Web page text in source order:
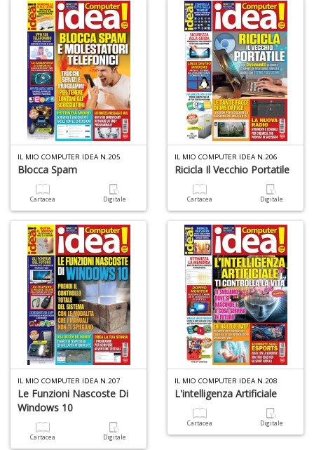
IL MIO COMPUTER IDEA N.205
Blocca Spam
Cartacea Digitale
IL MIO COMPUTER IDEA N.206
Ricicla Il Vecchio Portatile
Cartacea Digitale
IL MIO COMPUTER IDEA N.207
Le Funzioni Nascoste Di
Windows 10
Cartacea Digitale
IL MIO COMPUTER IDEA N.208
L'intelligenza Artificiale
Cartacea Digitale